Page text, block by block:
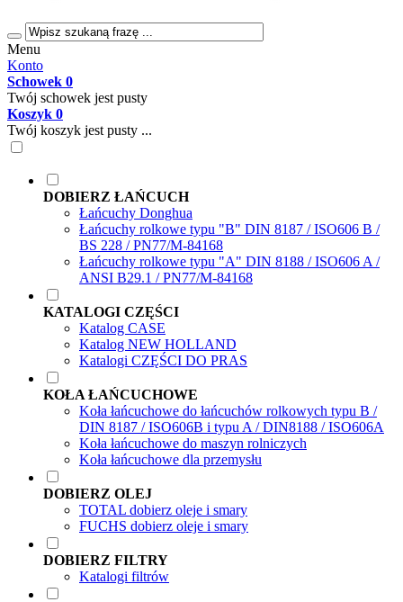
Menu
Konto
Schowek 0
Twój schowek jest pusty
Koszyk 0
Twój koszyk jest pusty ...
DOBIERZ ŁAŃCUCH
Łańcuchy Donghua
Łańcuchy rolkowe typu "B" DIN 8187 / ISO606 B /
BS 228 / PN77/M-84168
Łańcuchy rolkowe typu "A" DIN 8188 / ISO606 A /
ANSI B29.1 / PN77/M-84168
KATALOGI CZĘŚCI
Katalog CASE
Katalog NEW HOLLAND
Katalogi CZĘŚCI DO PRAS
KOŁA ŁAŃCUCHOWE
Koła łańcuchowe do łańcuchów rolkowych typu B /
DIN 8187 / ISO606B i typu A / DIN8188 / ISO606A
Koła łańcuchowe do maszyn rolniczych
Koła łańcuchowe dla przemysłu
DOBIERZ OLEJ
TOTAL dobierz oleje i smary
FUCHS dobierz oleje i smary
DOBIERZ FILTRY
Katalogi filtrów